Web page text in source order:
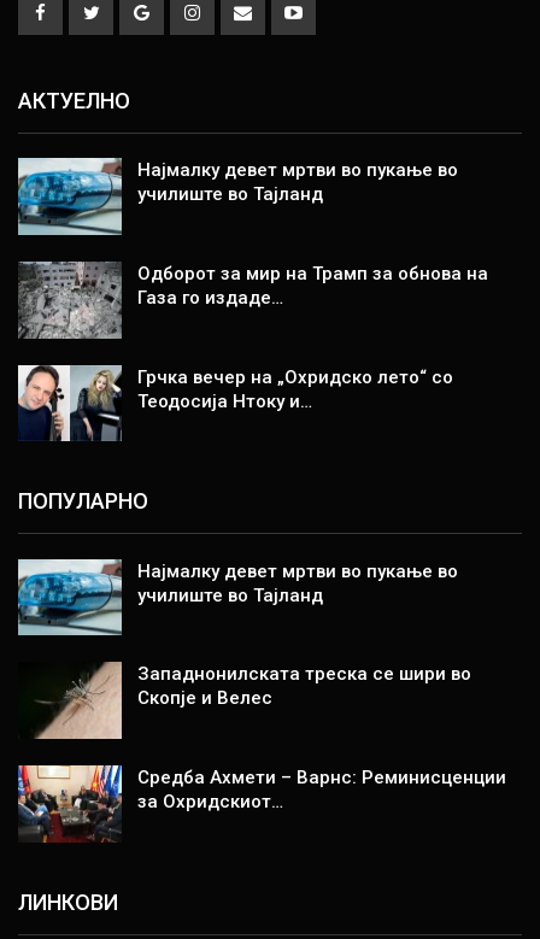
АКТУЕЛНО
Најмалку девет мртви во пукање во
училиште во Тајланд
Одборот за мир на Трамп за обнова на
Газа го издаде…
Грчка вечер на „Охридско лето“ со
Теодосија Нтоку и…
ПОПУЛАРНО
Најмалку девет мртви во пукање во
училиште во Тајланд
Западнонилската треска се шири во
Скопје и Велес
Средба Ахмети – Варнс: Реминисценции
за Охридскиот…
ЛИНКОВИ